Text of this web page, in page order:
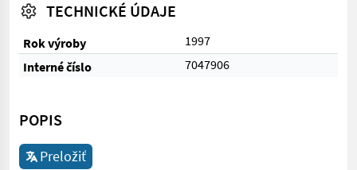
TECHNICKÉ ÚDAJE
Rok výroby
1997
Interné číslo
7047906
POPIS
Preložiť